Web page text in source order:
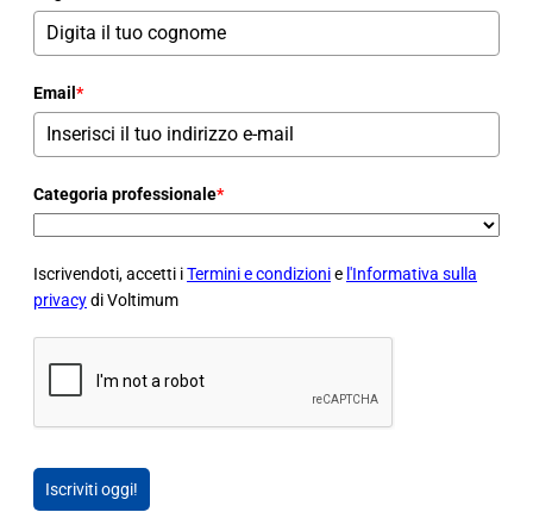
Email *
Categoria professionale*
Iscrivendoti, accetti iTermini e condizionie l'Informativa sulla
privacydi Voltimum
Iscriviti oggi!